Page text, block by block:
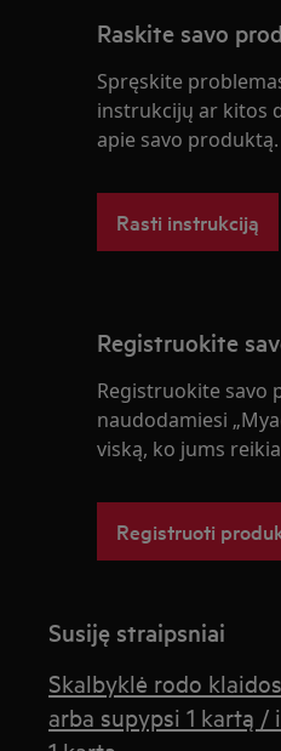
Raskite savo
Spręskite
instrukcijų ar kitos
apie savo produktą.
Rasti instrukciją
Registruokite
Registruokite savo
naudodamiesi
viską, ko jums
Registruoti
Susiję straipsniai
Skalbyklė rodo
arba supypsi 1 kartą